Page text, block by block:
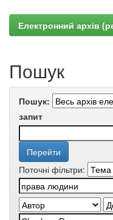
Електронний архів
Пошук
Пошук:
запит
Поточні фільтри: